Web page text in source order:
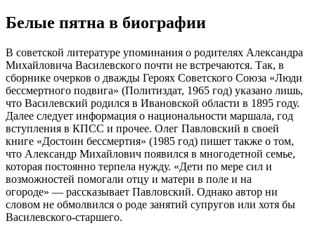
Белые пятна в биографии
В советской литературе упоминания о родителях Александра
Михайловича Василевского почти не встречаются. Так, в
сборнике очерков о дважды Героях Советского Союза «Люди
бессмертного подвига» (Политиздат, 1965 год) указано лишь,
что Василевский родился в Ивановской области в 1895 году.
Далее следует информация о национальности маршала, год
вступления в КПСС и прочее. Олег Павловский в своей
книге «Достоин бессмертия» (1985 год) пишет также о том,
что Александр Михайлович появился в многодетной семье,
которая постоянно терпела нужду. «Дети по мере сил и
возможностей помогали отцу и матери в поле и на
огороде» — рассказывает Павловский. Однако автор ни
словом не обмолвился о роде занятий супругов или хотя бы
Василевского-старшего.